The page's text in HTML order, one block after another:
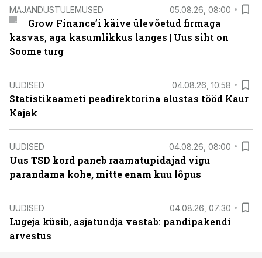
MAJANDUSTULEMUSED 05.08.26, 08:00
Grow Finance’i käive ülevõetud firmaga
kasvas, aga kasumlikkus langes | Uus siht on
Soome turg
UUDISED 04.08.26, 10:58
Statistikaameti peadirektorina alustas tööd Kaur
Kajak
UUDISED 04.08.26, 08:00
Uus TSD kord paneb raamatupidajad vigu
parandama kohe, mitte enam kuu lõpus
UUDISED 04.08.26, 07:30
Lugeja küsib, asjatundja vastab: pandipakendi
arvestus